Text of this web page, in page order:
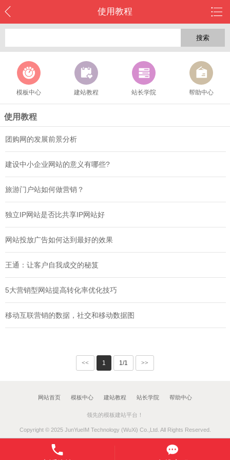
使用教程
搜索
模板中心 建站教程 站长学院 帮助中心
使用教程
团购网的发展前景分析
建设中小企业网站的意义有哪些?
旅游门户站如何做营销？
独立IP网站是否比共享IP网站好
网站投放广告如何达到最好的效果
王通：让客户自我成交的秘笈
5大营销型网站提高转化率优化技巧
移动互联营销的数据，社交和移动数据图
<< 1 1/1 >>
网站首页 模板中心 建站教程 站长学院 帮助中心
领先的模板建站平台！
Copyright © 2025 JunYueIM Technology (WuXi) Co.,Ltd. All Rights Reserved.